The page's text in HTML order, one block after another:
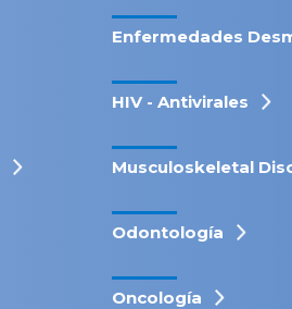
Enfermedades
HIV - Antivirales
Musculoskeletal
Odontología
Oncología